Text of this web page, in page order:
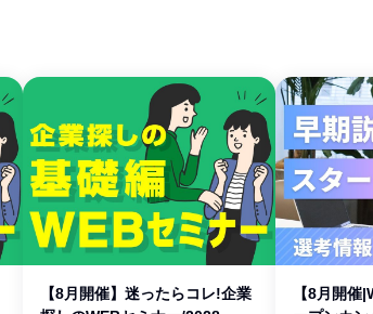
【8月開催】迷ったらコレ!企業
【8月開催